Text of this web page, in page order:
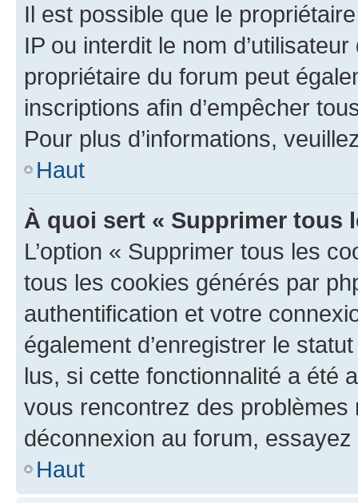
Il est possible que le
IP ou interdit le nom
propriétaire du forum peut
inscriptions afin d’empêcher
Pour plus d’informations,
Haut
À quoi sert « Supprimer tous
L’option « Supprimer tous les
tous les cookies générés par
authentification et votre
également d’enregistrer le
lus, si cette fonctionnalité a été
vous rencontrez des
déconnexion au forum,
Haut